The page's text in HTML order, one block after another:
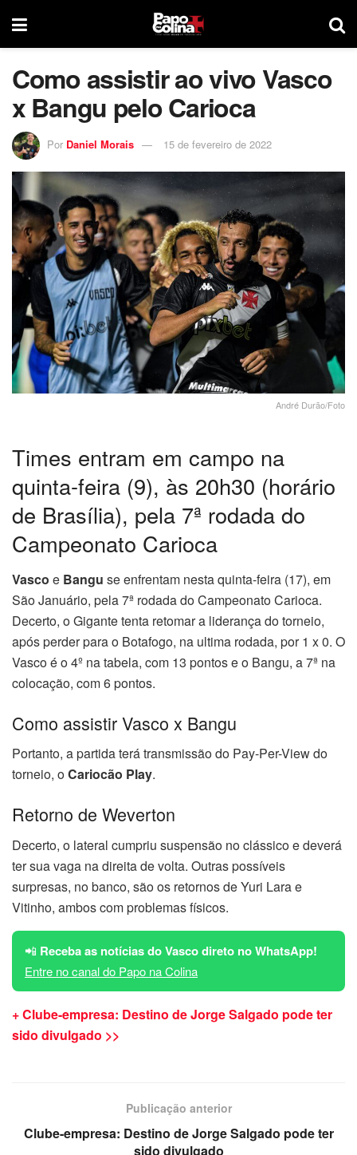
Como assistir ao vivo Vasco
x Bangu pelo Carioca
Por Daniel Morais 15 de fevereiro de 2022
André Durão/Foto
Times entram em campo na
quinta-feira (9), às 20h30 (horário
de Brasília), pela 7ª rodada do
Campeonato Carioca
Vasco e Bangu se enfrentam nesta quinta-feira (17), em
São Januário, pela 7ª rodada do Campeonato Carioca.
Decerto, o Gigante tenta retomar a liderança do torneio,
após perder para o Botafogo, na ultima rodada, por 1 x 0. O
Vasco é o 4º na tabela, com 13 pontos e o Bangu, a 7ª na
colocação, com 6 pontos.
Como assistir Vasco x Bangu
Portanto, a partida terá transmissão do Pay-Per-View do
torneio, oCariocão Play.
Retorno de Weverton
Decerto, o lateral cumpriu suspensão no clássico e deverá
ter sua vaga na direita de volta. Outras possíveis
surpresas, no banco, são os retornos de Yuri Lara e
Vitinho, ambos com problemas físicos.
📲 Receba as notícias do Vasco direto no WhatsApp!
Entre no canal do Papo na Colina
+ Clube-empresa: Destino de Jorge Salgado pode ter
sido divulgado >>
Publicação anterior
Clube-empresa: Destino de Jorge Salgado pode ter
sido divulgado